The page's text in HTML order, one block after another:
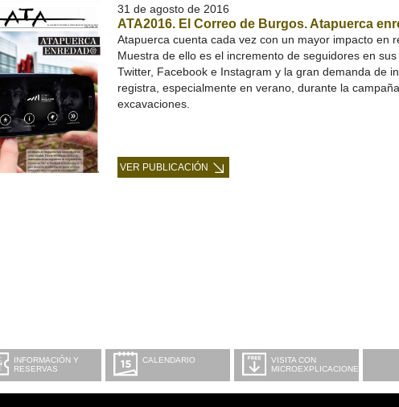
31 de agosto de 2016
ATA2016. El Correo de Burgos. Atapuerca
Atapuerca cuenta cada vez con un mayor impacto en
Muestra de ello es el incremento de seguidores en
Twitter, Facebook e Instagram y la gran demanda de
registra, especialmente en verano, durante la
excavaciones.
VER PUBLICACIÓN
INFORMACIÓN Y
RESERVAS
CALENDARIO
VISITA CON
MICROEXPLICACIONES